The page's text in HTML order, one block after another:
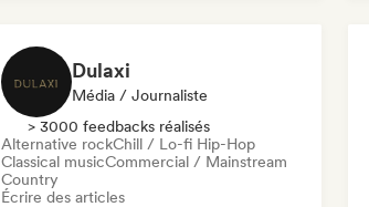
Dulaxi
Média / Journaliste
> 3000 feedbacks réalisés
Alternative rockChill / Lo-fi Hip-Hop
Classical musicCommercial / Mainstream
Country
Écrire des articles